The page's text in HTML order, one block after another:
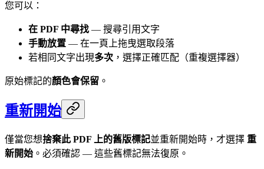
您可以：
在 PDF 中尋找— 搜尋引用文字
手動放置 — 在一頁上拖曳選取段落
若相同文字出現多次 ，選擇正確匹配（重複選擇器）
原始標記的顏色會保留 。
重新開始
僅當您想捨棄此 PDF 上的舊版標記並重新開始時，才選擇 重
新開始 。必須確認 — 這些舊標記無法復原。